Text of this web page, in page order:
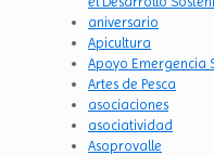
aniversario
Apicultura
Apoyo Emergencia
Artes de Pesca
asociaciones
asociatividad
Asoprovalle